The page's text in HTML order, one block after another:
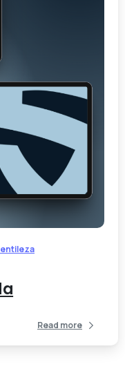
-
Read more